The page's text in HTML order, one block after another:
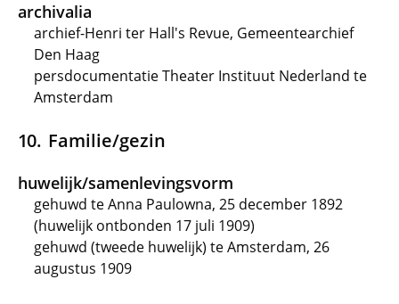
archivalia
archief-Henri ter Hall's Revue, Gemeentearchief
Den Haag
persdocumentatie Theater Instituut Nederland te
Amsterdam
Familie/gezin
huwelijk/samenlevingsvorm
gehuwd te Anna Paulowna, 25 december 1892
(huwelijk ontbonden 17 juli 1909)
gehuwd (tweede huwelijk) te Amsterdam, 26
augustus 1909